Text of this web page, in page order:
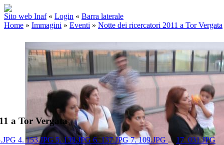
Sito web Inaf « Login « Barra laterale
Home » Immagini » Eventi » Notte dei ricercatori 2011 a Tor Vergata
a Tor Vergata
4. 153.JPG 5. 139.JPG 6. 137.JPG7. 109.JPG ... 17. 031.JPG